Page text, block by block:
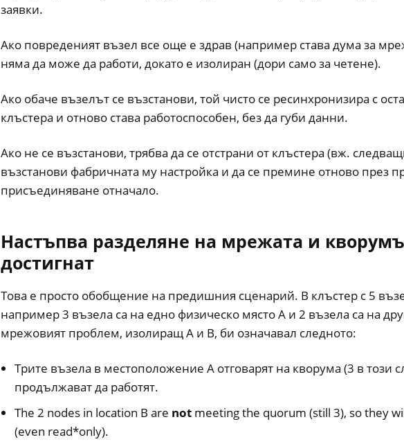
заявки.
Ако повреденият възел все още е здрав (например става дума за
няма да може да работи, докато е изолиран (дори само за четене).
Ако обаче възелът се възстанови, той чисто се ресинхронизира с
клъстера и отново става работоспособен, без да губи данни.
Ако не се възстанови, трябва да се отстрани от клъстера (вж.
възстанови фабричната му настройка и да се премине отново през
присъединяване отначало.
Настъпва разделяне на мрежата и
достигнат
Това е просто обобщение на предишния сценарий. В клъстер с 5
например 3 възела са на едно физическо място А и 2 възела са на
мрежовият проблем, изолиращ А и В, би означавал следното:
Трите възела в местоположение А отговарят на кворума (3 в този
продължават да работят.
The 2 nodes in location B are not meeting the quorum (still 3), so they
(even read*only).